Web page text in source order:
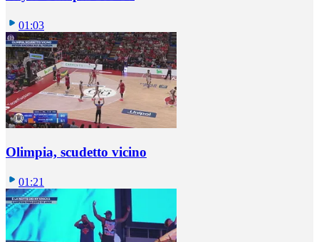
01:03
Olimpia, scudetto vicino
01:21